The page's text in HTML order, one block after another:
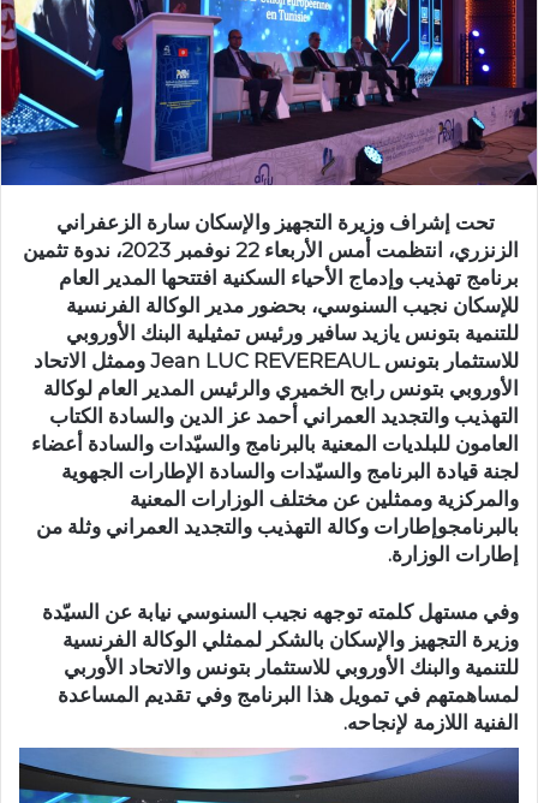
تحت إشراف وزيرة التجهيز والإسكان سارة الزعفراني
الزنزري، انتظمت أمس الأربعاء 22 نوفمبر 2023، ندوة تثمين
برنامج تهذيب وإدماج الأحياء السكنية افتتحها المدير العام
للإسكان نجيب السنوسي، بحضور مدير الوكالة الفرنسية
للتنمية بتونس يازيد سافير ورئيس تمثيلية البنك الأوروبي
للاستثمار بتونس Jean LUC REVEREAUL وممثل الاتحاد
الأوروبي بتونس رابح الخميري والرئيس المدير العام لوكالة
التهذيب والتجديد العمراني أحمد عز الدين والسادة الكتاب
العامون للبلديات المعنية بالبرنامج والسيّدات والسادة أعضاء
لجنة قيادة البرنامج والسيّدات والسادة الإطارات الجهوية
والمركزية وممثلين عن مختلف الوزارات المعنية
بالبرنامجوإطارات وكالة التهذيب والتجديد العمراني وثلة من
إطارات الوزارة.
وفي مستهل كلمته توجهه نجيب السنوسي نيابة عن السيّدة
وزيرة التجهيز والإسكان بالشكر لممثلي الوكالة الفرنسية
للتنمية والبنك الأوروبي للاستثمار بتونس والاتحاد الأوربي
لمساهمتهم في تمويل هذا البرنامج وفي تقديم المساعدة
الفنية اللازمة لإنجاحه.